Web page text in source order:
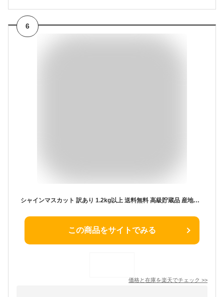
6
シャインマスカット 訳あり 1.2kg以上 送料無料 高級貯蔵品 産地厳選 粒なし 皮ごと食べれる 極上品 人気 フルーツ 果物 ご自宅用 ご家庭用 お得 訳あり わけあり お試し お取り寄せ ぶどう ブドウ シャイン マスカット ご褒美に【8月下旬から順次出荷予定】【クール便配送】
この商品をサイトでみる
価格と在庫を楽天でチェック >>